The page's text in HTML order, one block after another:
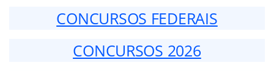
CONCURSOS FEDERAIS
CONCURSOS 2026